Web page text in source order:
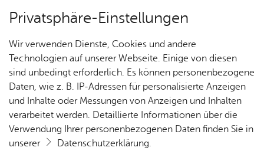
Kartenansicht
Privatsphäre-Einstellungen
Wir verwenden Dienste, Cookies und andere
Technologien auf unserer Webseite. Einige von diesen
sind unbedingt erforderlich. Es können personenbezogene
Daten, wie z. B. IP-Adressen für personalisierte Anzeigen
und Inhalte oder Messungen von Anzeigen und Inhalten
verarbeitet werden. Detaillierte Informationen über die
Verwendung Ihrer personenbezogenen Daten finden Sie in
unserer
Datenschutzerklärung.